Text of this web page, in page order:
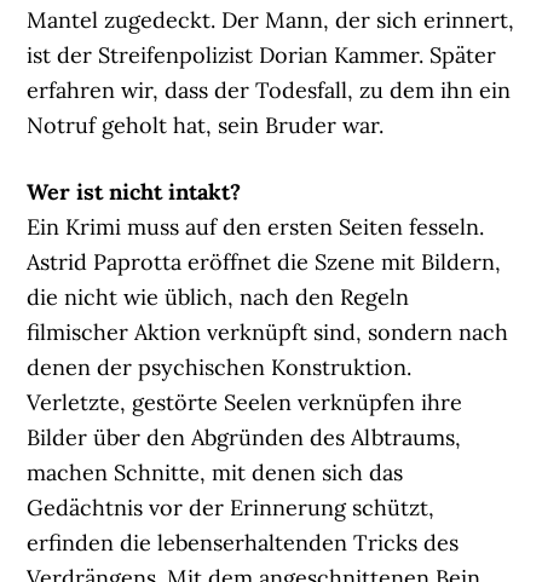
Mantel zugedeckt. Der Mann, der sich erinnert,
ist der Streifenpolizist Dorian Kammer. Später
erfahren wir, dass der Todesfall, zu dem ihn ein
Notruf geholt hat, sein Bruder war.
Wer ist nicht intakt?
Ein Krimi muss auf den ersten Seiten fesseln.
Astrid Paprotta eröffnet die Szene mit Bildern,
die nicht wie üblich, nach den Regeln
filmischer Aktion verknüpft sind, sondern nach
denen der psychischen Konstruktion.
Verletzte, gestörte Seelen verknüpfen ihre
Bilder über den Abgründen des Albtraums,
machen Schnitte, mit denen sich das
Gedächtnis vor der Erinnerung schützt,
erfinden die lebenserhaltenden Tricks des